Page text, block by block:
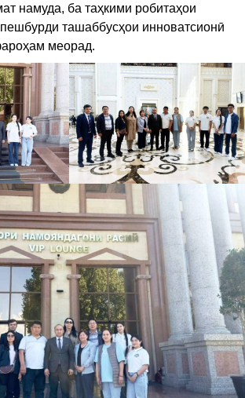
намуда, ба таҳкими робитаҳои
ташаббусҳои инноватсионӣ
меорад.